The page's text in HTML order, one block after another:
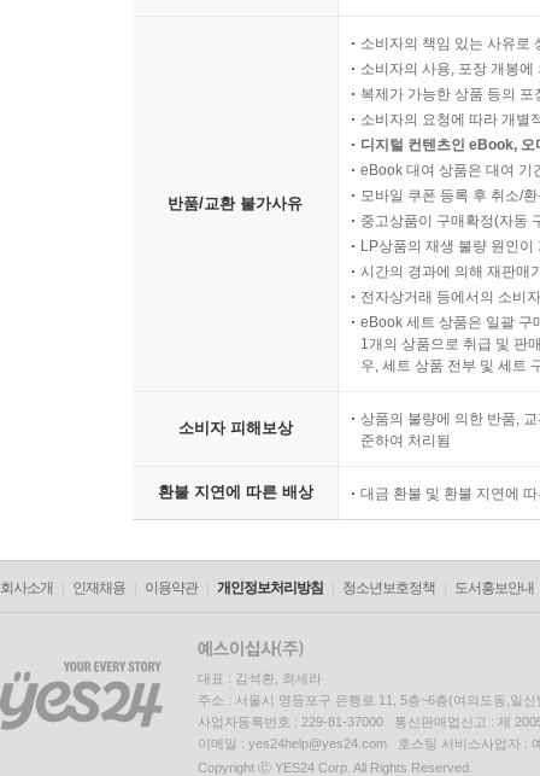
반품/교환 불가사유
소비자의 책임 있는 사유로
소비자의 사용, 포장 개봉
복제가 가능한 상품 등의
소비자의 요청에 따라 개별
디지털 컨텐츠인 eBook,
eBook 대여 상품은 대여 기
모바일 쿠폰 등록 후 취소/
중고상품이 구매확정(자동
LP상품의 재생 불량 원인
시간의 경과에 의해 재판매
전자상거래 등에서의 소비
eBook 세트 상품은 일괄 구
1개의 상품으로 취급 및 판
우, 세트 상품 전부 및 세트
소비자 피해보상
상품의 불량에 의한 반품,
준하여 처리됨
환불 지연에 따른 배상 대금 환불 및 환불 지연에
회사소개 인재채용 이용약관 개인정보처리방침 청소년보호정책 도서홍보안내
대표 : 김석환, 최세라
주소 : 서울시 영등포구 은행로 11, 5층~6층(여의도동,일신
사업자등록번호 : 229-81-37000 통신판매업신고 : 제
이메일 : yes24help@yes24.com 호스팅 서비스사업자 :
Copyright ⓒ YES24 Corp. All Rights Reserved.